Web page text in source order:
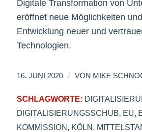
Digitale Transformation von
eröffnet neue Möglichkeiten
Entwicklung neuer und
Technologien.
16. JUNI 2020 / VON MIKE
SCHLAGWORTE:
DIGITALISIERUNGSSCHUB, EU,
KOMMISSION, KÖLN,